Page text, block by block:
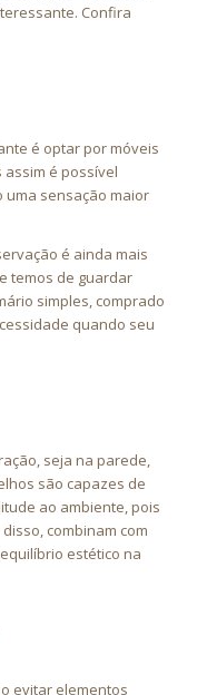
Confira
é optar por móveis
é possível
uma sensação maior
é ainda mais
temos de guardar
simples, comprado
quando seu
seja na parede,
são capazes de
ao ambiente, pois
combinam com
estético na
evitar elementos